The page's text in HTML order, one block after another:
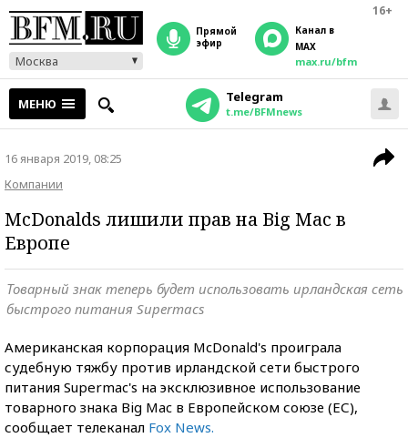
16+
Москва
прямой
эфир
Канал в
MAX
max.ru/bfm
МЕНЮ Telegram
t.me/BFMnews
16 января 2019, 08:25
Компании
McDonalds лишили прав на Big Mac в
Европе
Товарный знак теперь будет использовать ирландская сеть
быстрого питания Supermacs
Американская корпорация McDonald's проиграла
судебную тяжбу против ирландской сети быстрого
питания Supermac's на эксклюзивное использование
товарного знака Big Mac в Европейском союзе (ЕС),
сообщает телеканал Fox News.